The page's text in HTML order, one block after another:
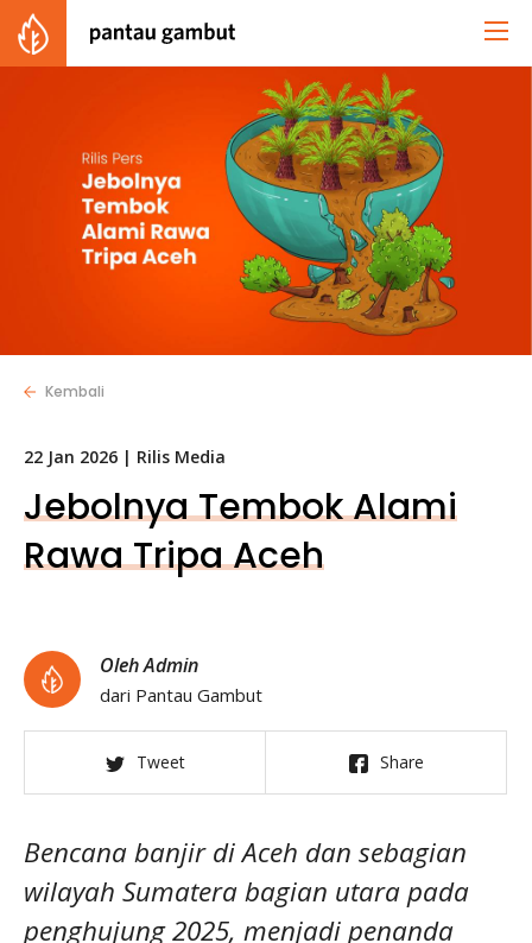
Kembali
22 Jan 2026 | Rilis Media
Jebolnya Tembok Alami
Rawa Tripa Aceh
Oleh Admin
dari Pantau Gambut
Tweet Share
Bencana banjir di Aceh dan sebagian
wilayah Sumatera bagian utara pada
penghujung 2025, menjadi penanda